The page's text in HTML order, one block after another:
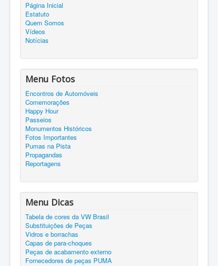
Página Inicial
Estatuto
Quem Somos
Vídeos
Notícias
Menu Fotos
Encontros de Automóveis
Comemorações
Happy Hour
Passeios
Monumentos Históricos
Fotos Importantes
Pumas na Pista
Propagandas
Reportagens
Menu Dicas
Tabela de cores da VW Brasil
Substituições de Peças
Vidros e borrachas
Capas de para-choques
Peças de acabamento externo
Fornecedores de peças PUMA